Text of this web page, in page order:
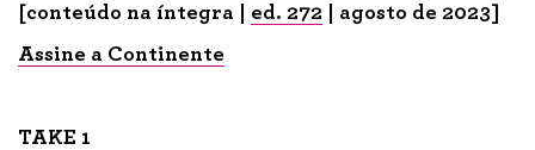
[conteúdo na íntegra | ed. 272 | agosto de 2023]
Assine a Continente
TAKE 1